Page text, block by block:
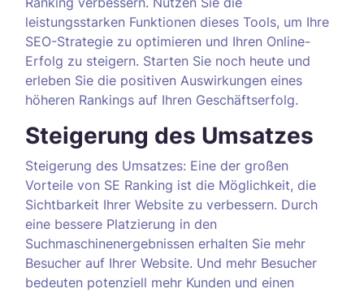
leistungsstarken Funktionen dieses Tools, um Ihre
SEO-Strategie zu optimieren und Ihren Online-
Erfolg zu steigern. Starten Sie noch heute und
erleben Sie die positiven Auswirkungen eines
höheren Rankings auf Ihren Geschäftserfolg.
Steigerung des Umsatzes
Steigerung des Umsatzes: Eine der großen
Vorteile von SE Ranking ist die Möglichkeit, die
Sichtbarkeit Ihrer Website zu verbessern. Durch
eine bessere Platzierung in den
Suchmaschinenergebnissen erhalten Sie mehr
Besucher auf Ihrer Website. Und mehr Besucher
bedeuten potenziell mehr Kunden und einen